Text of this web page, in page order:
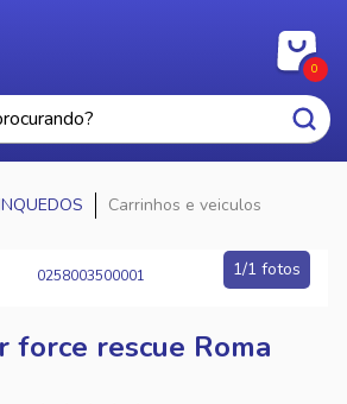
0
Carrinhos e veiculos
1/1 fotos
force rescue Roma